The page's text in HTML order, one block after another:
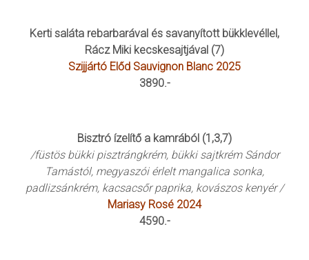
Kerti saláta rebarbarával és savanyított bükklevéllel,
Rácz Miki kecskesajtjával (7)
Szijjártó Előd Sauvignon Blanc 2025
3890.-
Bisztró ízelítő a kamrából (1,3,7)
/füstös bükki pisztrángkrém, bükki sajtkrém Sándor
Tamástól, megyaszói érlelt mangalica sonka,
padlizsánkrém, kacsacsőr paprika, kovászos kenyér /
Mariasy Rosé 2024
4590.-